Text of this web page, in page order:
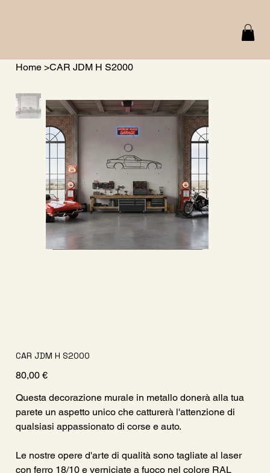
Home >CAR JDM H S2000
CAR JDM H S2000
Prezzo
80,00 €
Questa decorazione murale in metallo donerà alla tua
parete un aspetto unico che catturerà l'attenzione di
qualsiasi appassionato di corse e auto.
Le nostre opere d'arte di qualità sono tagliate al laser
con ferro 18/10 e verniciate a fuoco nel colore RAL